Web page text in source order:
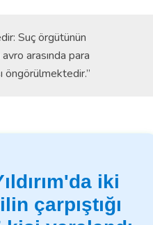
Suç örgütünün
arasında para
öngörülmektedir.”
iki
çarpıştığı